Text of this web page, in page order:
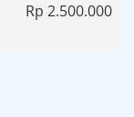
Rp 2.500.000